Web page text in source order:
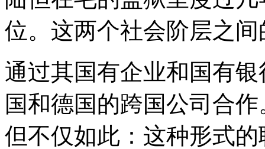
位。这两个社会阶层之
通过其国有企业和国有
国和德国的跨国公司合
但不仅如此：这种形式